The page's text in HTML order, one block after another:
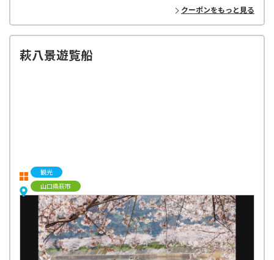
クーポンをもっと見る
萩八景遊覧船
観光
山口県萩市